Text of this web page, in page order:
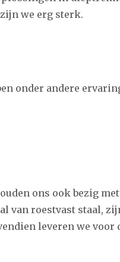
we erg sterk.
onder andere
ons ook bezig
van roestvast staal,
leveren we voor